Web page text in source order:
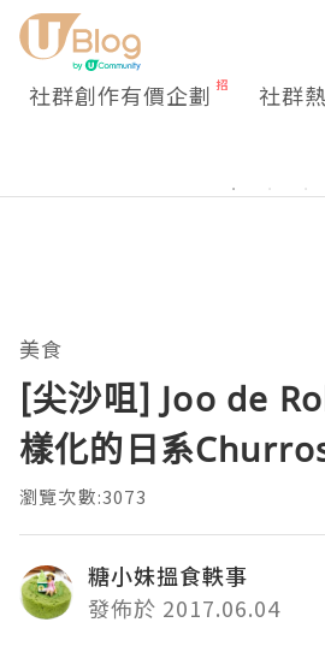
社群創作有價企劃 社群
美食
[尖沙咀] Joo de
樣化的日系
瀏覽次數:3073
糖小妹搵食軼事
發佈於 2017.06.04